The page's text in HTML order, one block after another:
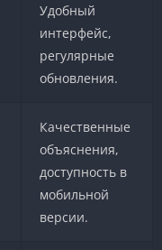
Удобный
интерфейс,
регулярные
обновления.
Качественные
объяснения,
доступность в
мобильной
версии.